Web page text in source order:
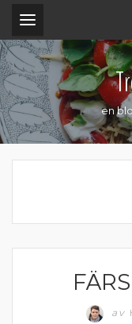
en
MATPRAT
av